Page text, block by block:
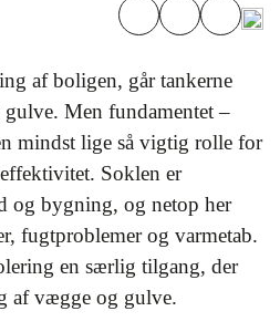
af boligen, går tankerne
Men fundamentet –
mindst lige så vigtig rolle for
Soklen er
og bygning, og netop her
fugtproblemer og varmetab.
en særlig tilgang, der
af vægge og gulve.